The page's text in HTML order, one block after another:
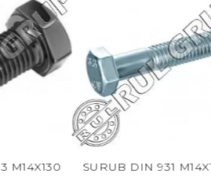
SURUB DIN 931 M14X130